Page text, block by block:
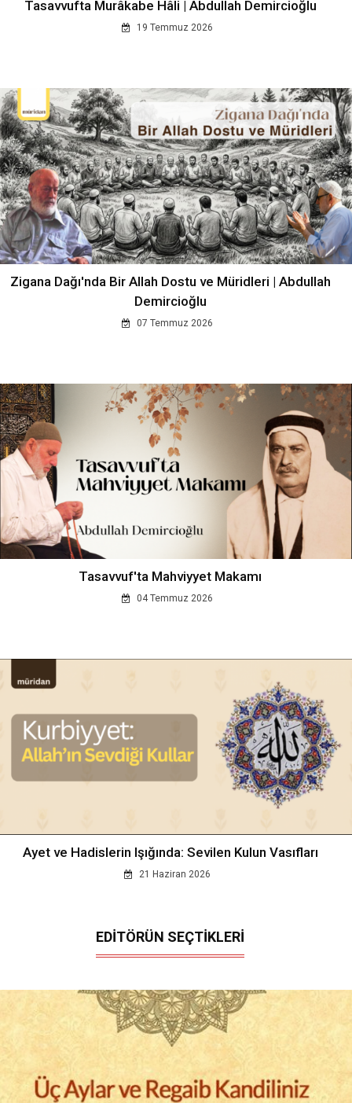
Tasavvufta Murâkabe Hâli | Abdullah Demircioğlu
19 Temmuz 2026
Zigana Dağı'nda Bir Allah Dostu ve Müridleri | Abdullah
Demircioğlu
07 Temmuz 2026
Tasavvuf'ta Mahviyyet Makamı
04 Temmuz 2026
Ayet ve Hadislerin Işığında: Sevilen Kulun Vasıfları
21 Haziran 2026
EDİTÖRÜN SEÇTİKLERİ